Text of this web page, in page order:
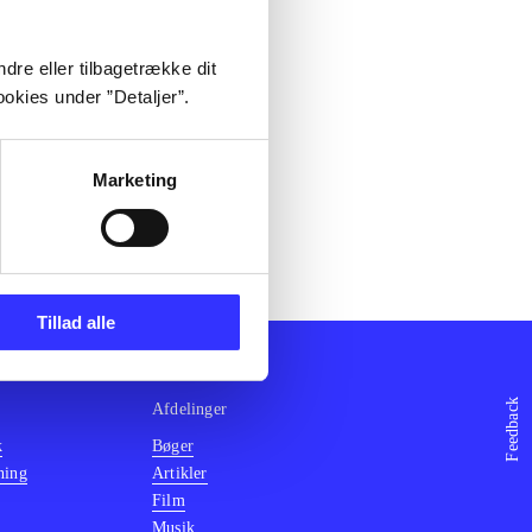
eller tilbagetrække dit
under ”Detaljer”.
Marketing
Tillad alle
Feedback
Afdelinger
Bøger
Artikler
Film
Musik